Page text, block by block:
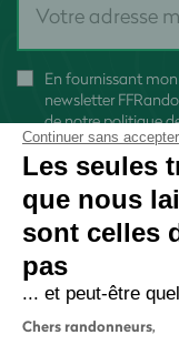
En fournissant
newsletter
denotre politique
Continuer sans accepter
Les seules
que nous
sont celles
pas
... et peut-être
Chers randonneurs,